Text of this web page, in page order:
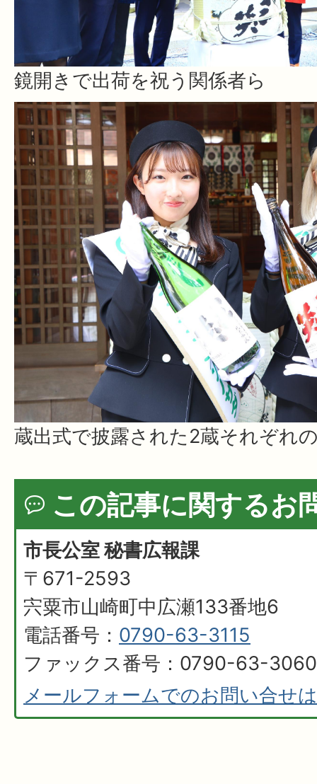
鏡開きで出荷を祝う関係者ら
蔵出式で披露された2蔵それぞれ
この記事に関するお
市長公室 秘書広報課
〒671-2593
宍粟市山崎町中広瀬133番地6
電話番号： 0790-63-3115
ファックス番号：0790-63-3060
メールフォームでのお問い合せ